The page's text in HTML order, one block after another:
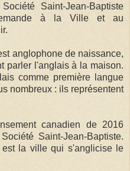
Saint-Jean-Baptiste
à la Ville et au
anglophone de naissance,
parler l'anglais à la maison.
comme première langue
nombreux : ils représentent
canadien de 2016
Saint-Jean-Baptiste.
est la ville qui s'anglicise le